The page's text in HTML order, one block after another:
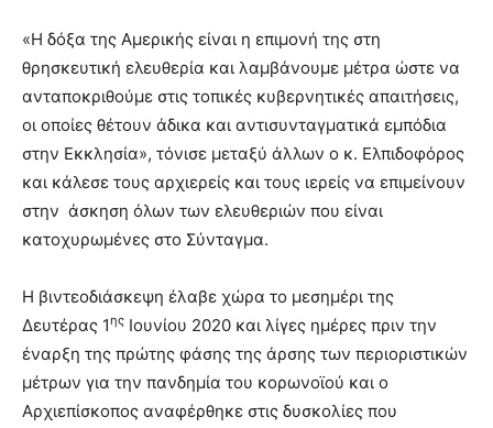
«Η δόξα της Αμερικής είναι η επιμονή της στη
θρησκευτική ελευθερία και λαμβάνουμε μέτρα ώστε να
ανταποκριθούμε στις τοπικές κυβερνητικές απαιτήσεις,
οι οποίες θέτουν άδικα και αντισυνταγματικά εμπόδια
στην Εκκλησία», τόνισε μεταξύ άλλων ο κ. Ελπιδοφόρος
και κάλεσε τους αρχιερείς και τους ιερείς να επιμείνουν
στην άσκηση όλων των ελευθεριών που είναι
κατοχυρωμένες στο Σύνταγμα.
Η βιντεοδιάσκεψη έλαβε χώρα το μεσημέρι της
Δευτέρας 1ης Ιουνίου 2020 και λίγες ημέρες πριν την
έναρξη της πρώτης φάσης της άρσης των περιοριστικών
μέτρων για την πανδημία του κορωνοϊού και ο
Αρχιεπίσκοπος αναφέρθηκε στις δυσκολίες που